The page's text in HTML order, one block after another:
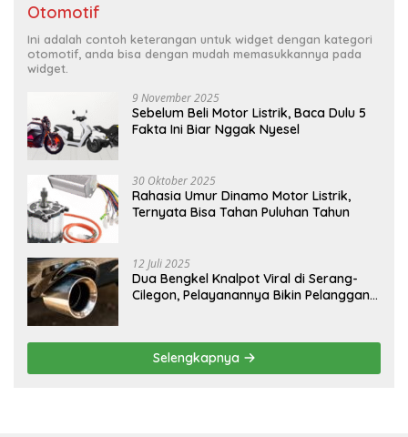
Otomotif
Ini adalah contoh keterangan untuk widget dengan kategori
otomotif, anda bisa dengan mudah memasukkannya pada
widget.
9 November 2025
Sebelum Beli Motor Listrik, Baca Dulu 5
Fakta Ini Biar Nggak Nyesel
30 Oktober 2025
Rahasia Umur Dinamo Motor Listrik,
Ternyata Bisa Tahan Puluhan Tahun
12 Juli 2025
Dua Bengkel Knalpot Viral di Serang-
Cilegon, Pelayanannya Bikin Pelanggan
Selengkapnya